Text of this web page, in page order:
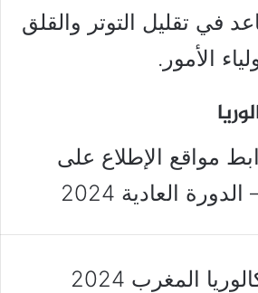
في تقليل التوتر والقلق
الأمور.
مواقع الإطلاع على
العادية 2024
المغرب 2024